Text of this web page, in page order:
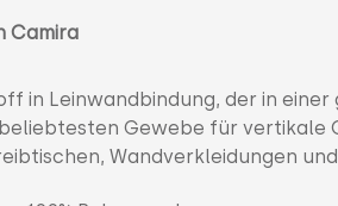
Camira
in Leinwandbindung, der in
Gewebe für
Wandverkleidungen